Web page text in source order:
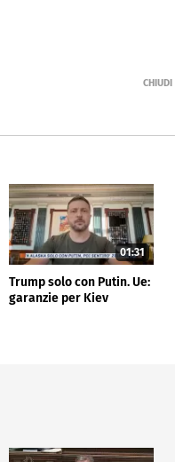
01:31
Trump solo con Putin. Ue:
garanzie per Kiev